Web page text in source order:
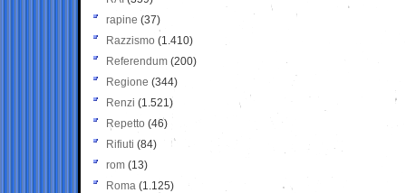
rapine (37)
Razzismo (1.410)
Referendum (200)
Regione (344)
Renzi (1.521)
Repetto (46)
Rifiuti (84)
rom (13)
Roma (1.125)